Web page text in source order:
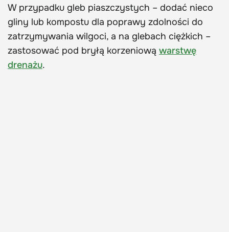
W przypadku gleb piaszczystych – dodać nieco
gliny lub kompostu dla poprawy zdolności do
zatrzymywania wilgoci, a na glebach ciężkich –
zastosować pod bryłą korzeniową warstwę
drenażu.